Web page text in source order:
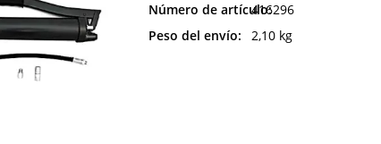
Número de artículo:416296
Peso del envío:
2,10 kg